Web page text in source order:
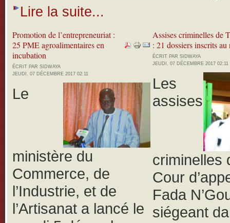
Lire la suite...
Promotion de l’entrepreneuriat :
25 PME agroalimentaires en
incubation
ÉCRIT PAR SIDWAYA
JEUDI, 07 DÉCEMBRE 2017 02:11
Le
ministère du
Commerce, de
l’Industrie, et de
l’Artisanat a lancé le
Assises criminelles de
: 21 dossiers inscrits au
ÉCRIT PAR SIDWAYA
JEUDI, 07 DÉCEMBRE 2017 02:11
Les
assises
criminelles
Cour
Fada
siégeant